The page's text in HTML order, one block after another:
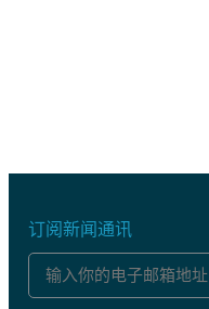
订阅新闻通讯